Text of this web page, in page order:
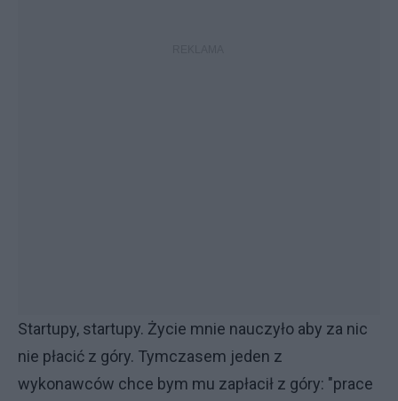
Startupy, startupy. Życie mnie nauczyło aby za nic
nie płacić z góry. Tymczasem jeden z
wykonawców chce bym mu zapłacił z góry: "prace